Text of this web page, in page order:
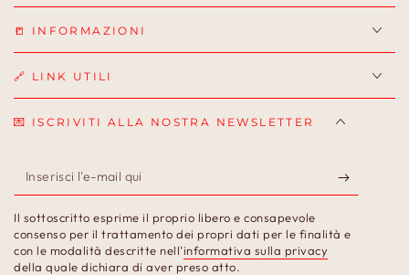
📒 INFORMAZIONI
🔗 LINK UTILI
💌 ISCRIVITI ALLA NOSTRA NEWSLETTER
Inserisci
l'e-
mail
qui
Il sottoscritto esprime il proprio libero e consapevole
consenso per il trattamento dei propri dati per le finalità e
con le modalità descritte nell'informativa sulla privacy
della quale dichiara di aver preso atto.